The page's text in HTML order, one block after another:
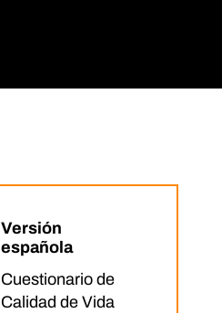
Versión
española
Cuestionario de
Calidad de Vida